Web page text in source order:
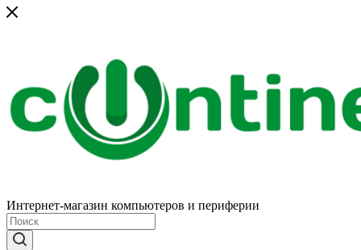
Интернет-магазин компьютеров и периферии